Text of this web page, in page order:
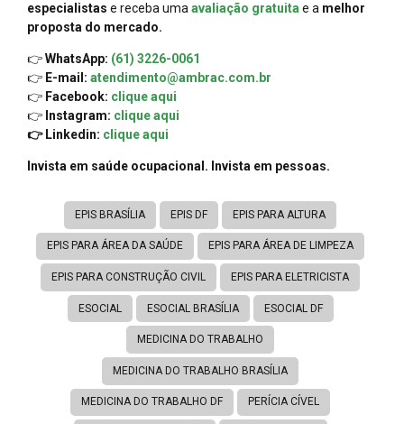
especialistas e receba uma avaliação gratuita e a melhor
proposta do mercado.
👉WhatsApp: (61) 3226-0061
👉 E-mail: atendimento@ambrac.com.br
👉 Facebook: clique aqui
👉 Instagram: clique aqui
👉 Linkedin: clique aqui
Invista em saúde ocupacional. Invista em pessoas.
EPIS BRASÍLIA EPIS DF EPIS PARA ALTURA
EPIS PARA ÁREA DA SAÚDE EPIS PARA ÁREA DE LIMPEZA
EPIS PARA CONSTRUÇÃO CIVIL EPIS PARA ELETRICISTA
ESOCIAL ESOCIAL BRASÍLIA ESOCIAL DF
MEDICINA DO TRABALHO
MEDICINA DO TRABALHO BRASÍLIA
MEDICINA DO TRABALHO DF PERÍCIA CÍVEL